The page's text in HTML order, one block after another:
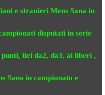
e stranieri Mens Sana in
disputati in serie
tiri da2, da3, ai liberi ,
Sana in campionato e